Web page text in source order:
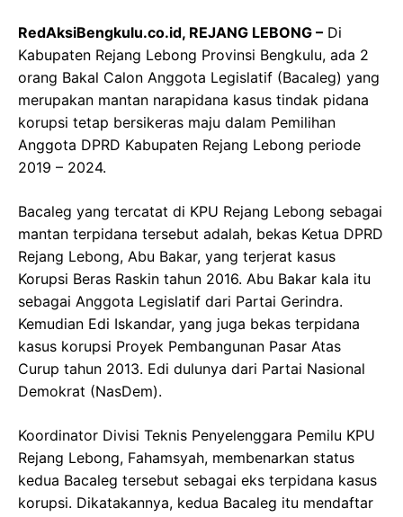
RedAksiBengkulu.co.id, REJANG LEBONG – Di
Kabupaten Rejang Lebong Provinsi Bengkulu, ada 2
orang Bakal Calon Anggota Legislatif (Bacaleg) yang
merupakan mantan narapidana kasus tindak pidana
korupsi tetap bersikeras maju dalam Pemilihan
Anggota DPRD Kabupaten Rejang Lebong periode
2019 – 2024.
Bacaleg yang tercatat di KPU Rejang Lebong sebagai
mantan terpidana tersebut adalah, bekas Ketua DPRD
Rejang Lebong, Abu Bakar, yang terjerat kasus
Korupsi Beras Raskin tahun 2016. Abu Bakar kala itu
sebagai Anggota Legislatif dari Partai Gerindra.
Kemudian Edi Iskandar, yang juga bekas terpidana
kasus korupsi Proyek Pembangunan Pasar Atas
Curup tahun 2013. Edi dulunya dari Partai Nasional
Demokrat (NasDem).
Koordinator Divisi Teknis Penyelenggara Pemilu KPU
Rejang Lebong, Fahamsyah, membenarkan status
kedua Bacaleg tersebut sebagai eks terpidana kasus
korupsi. Dikatakannya, kedua Bacaleg itu mendaftar